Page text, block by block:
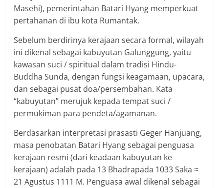
Masehi), pemerintahan Batari Hyang memperkuat
pertahanan di ibu kota Rumantak.
Sebelum berdirinya kerajaan secara formal, wilayah
ini dikenal sebagai kabuyutan Galunggung, yaitu
kawasan suci / spiritual dalam tradisi Hindu-
Buddha Sunda, dengan fungsi keagamaan, upacara,
dan sebagai pusat doa/persembahan. Kata
“kabuyutan” merujuk kepada tempat suci /
permukiman para pendeta/agamanan.
Berdasarkan interpretasi prasasti Geger Hanjuang,
masa penobatan Batari Hyang sebagai penguasa
kerajaan resmi (dari keadaan kabuyutan ke
kerajaan) adalah pada 13 Bhadrapada 1033 Saka ≈
21 Agustus 1111 M. Penguasa awal dikenal sebagai